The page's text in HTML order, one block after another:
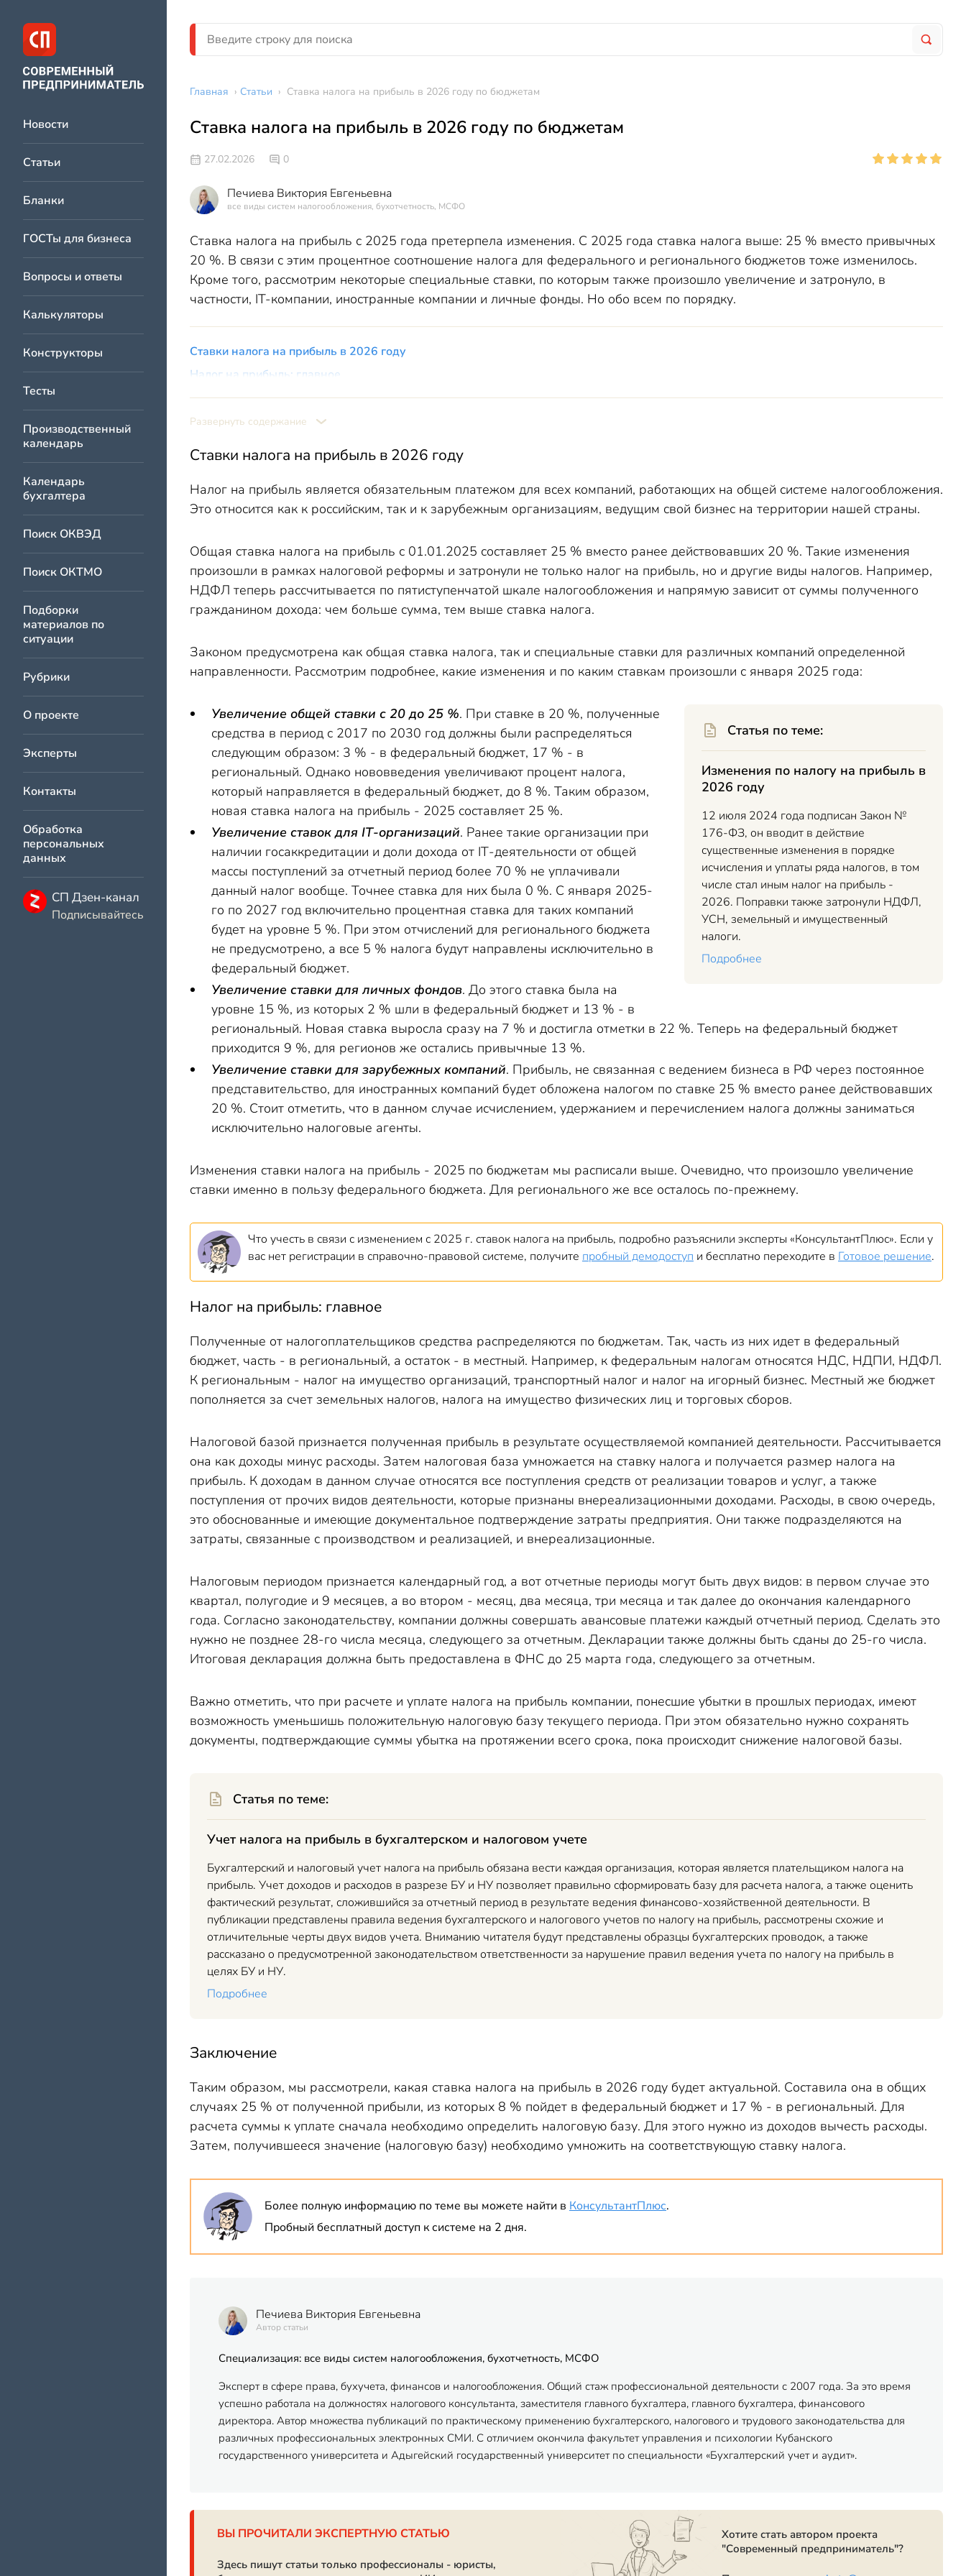
Новости
Статьи
Бланки
ГОСТы для бизнеса
Вопросы и ответы
Калькуляторы
Конструкторы
Тесты
Производственный
календарь
Календарь
бухгалтера
Поиск ОКВЭД
Поиск ОКТМО
Подборки
материалов по
ситуации
Рубрики
О проекте
Эксперты
Контакты
Обработка
персональных
данных
СП Дзен-канал
Подписывайтесь
Главная › Статьи › Ставка налога на прибыль в 2026 году по бюджетам
Ставка налога на прибыль в 2026 году по бюджетам
27.02.2026 0
Печиева Виктория Евгеньевна
все виды систем налогообложения, бухотчетность, МСФО
Ставка налога на прибыль с 2025 года претерпела изменения. С 2025 года ставка налога выше: 25 % вместо привычных
20 %. В связи с этим процентное соотношение налога для федерального и регионального бюджетов тоже изменилось.
Кроме того, рассмотрим некоторые специальные ставки, по которым также произошло увеличение и затронуло, в
частности, IT-компании, иностранные компании и личные фонды. Но обо всем по порядку.
Ставки налога на прибыль в 2026 году
Налог на прибыль: главное
Заключение
Развернуть содержание
Ставки налога на прибыль в 2026 году
Налог на прибыль является обязательным платежом для всех компаний, работающих на общей системе налогообложения.
Это относится как к российским, так и к зарубежным организациям, ведущим свой бизнес на территории нашей страны.
Общая ставка налога на прибыль с 01.01.2025 составляет 25 % вместо ранее действовавших 20 %. Такие изменения
произошли в рамках налоговой реформы и затронули не только налог на прибыль, но и другие виды налогов. Например,
НДФЛ теперь рассчитывается по пятиступенчатой шкале налогообложения и напрямую зависит от суммы полученного
гражданином дохода: чем больше сумма, тем выше ставка налога.
Законом предусмотрена как общая ставка налога, так и специальные ставки для различных компаний определенной
направленности. Рассмотрим подробнее, какие изменения и по каким ставкам произошли с января 2025 года:
Статья по теме:
Изменения по налогу на прибыль в
2026 году
12 июля 2024 года подписан Закон №
176-ФЗ, он вводит в действие
существенные изменения в порядке
исчисления и уплаты ряда налогов, в том
числе стал иным налог на прибыль -
2026. Поправки также затронули НДФЛ,
УСН, земельный и имущественный
налоги.
Подробнее
Увеличение общей ставки с 20 до 25 %. При ставке в 20 %, полученные
средства в период с 2017 по 2030 год должны были распределяться
следующим образом: 3 % - в федеральный бюджет, 17 % - в
региональный. Однако нововведения увеличивают процент налога,
который направляется в федеральный бюджет, до 8 %. Таким образом,
новая ставка налога на прибыль - 2025 составляет 25 %.
Увеличение ставок для IT-организаций. Ранее такие организации при
наличии госаккредитации и доли дохода от IT-деятельности от общей
массы поступлений за отчетный период более 70 % не уплачивали
данный налог вообще. Точнее ставка для них была 0 %. С января 2025-
го по 2027 год включительно процентная ставка для таких компаний
будет на уровне 5 %. При этом отчислений для регионального бюджета
не предусмотрено, а все 5 % налога будут направлены исключительно в
федеральный бюджет.
Увеличение ставки для личных фондов. До этого ставка была на
уровне 15 %, из которых 2 % шли в федеральный бюджет и 13 % - в
региональный. Новая ставка выросла сразу на 7 % и достигла отметки в 22 %. Теперь на федеральный бюджет
приходится 9 %, для регионов же остались привычные 13 %.
Увеличение ставки для зарубежных компаний. Прибыль, не связанная с ведением бизнеса в РФ через постоянное
представительство, для иностранных компаний будет обложена налогом по ставке 25 % вместо ранее действовавших
20 %. Стоит отметить, что в данном случае исчислением, удержанием и перечислением налога должны заниматься
исключительно налоговые агенты.
Изменения ставки налога на прибыль - 2025 по бюджетам мы расписали выше. Очевидно, что произошло увеличение
ставки именно в пользу федерального бюджета. Для регионального же все осталось по-прежнему.
Что учесть в связи с изменением с 2025 г. ставок налога на прибыль, подробно разъяснили эксперты «КонсультантПлюс». Если у
вас нет регистрации в справочно-правовой системе, получите пробный демодоступ и бесплатно переходите в Готовое решение.
Налог на прибыль: главное
Полученные от налогоплательщиков средства распределяются по бюджетам. Так, часть из них идет в федеральный
бюджет, часть - в региональный, а остаток - в местный. Например, к федеральным налогам относятся НДС, НДПИ, НДФЛ.
К региональным - налог на имущество организаций, транспортный налог и налог на игорный бизнес. Местный же бюджет
пополняется за счет земельных налогов, налога на имущество физических лиц и торговых сборов.
Налоговой базой признается полученная прибыль в результате осуществляемой компанией деятельности. Рассчитывается
она как доходы минус расходы. Затем налоговая база умножается на ставку налога и получается размер налога на
прибыль. К доходам в данном случае относятся все поступления средств от реализации товаров и услуг, а также
поступления от прочих видов деятельности, которые признаны внереализационными доходами. Расходы, в свою очередь,
это обоснованные и имеющие документальное подтверждение затраты предприятия. Они также подразделяются на
затраты, связанные с производством и реализацией, и внереализационные.
Налоговым периодом признается календарный год, а вот отчетные периоды могут быть двух видов: в первом случае это
квартал, полугодие и 9 месяцев, а во втором - месяц, два месяца, три месяца и так далее до окончания календарного
года. Согласно законодательству, компании должны совершать авансовые платежи каждый отчетный период. Сделать это
нужно не позднее 28-го числа месяца, следующего за отчетным. Декларации также должны быть сданы до 25-го числа.
Итоговая декларация должна быть предоставлена в ФНС до 25 марта года, следующего за отчетным.
Важно отметить, что при расчете и уплате налога на прибыль компании, понесшие убытки в прошлых периодах, имеют
возможность уменьшишь положительную налоговую базу текущего периода. При этом обязательно нужно сохранять
документы, подтверждающие суммы убытка на протяжении всего срока, пока происходит снижение налоговой базы.
Статья по теме:
Учет налога на прибыль в бухгалтерском и налоговом учете
Бухгалтерский и налоговый учет налога на прибыль обязана вести каждая организация, которая является плательщиком налога на
прибыль. Учет доходов и расходов в разрезе БУ и НУ позволяет правильно сформировать базу для расчета налога, а также оценить
фактический результат, сложившийся за отчетный период в результате ведения финансово-хозяйственной деятельности. В
публикации представлены правила ведения бухгалтерского и налогового учетов по налогу на прибыль, рассмотрены схожие и
отличительные черты двух видов учета. Вниманию читателя будут представлены образцы бухгалтерских проводок, а также
рассказано о предусмотренной законодательством ответственности за нарушение правил ведения учета по налогу на прибыль в
целях БУ и НУ.
Подробнее
Заключение
Таким образом, мы рассмотрели, какая ставка налога на прибыль в 2026 году будет актуальной. Составила она в общих
случаях 25 % от полученной прибыли, из которых 8 % пойдет в федеральный бюджет и 17 % - в региональный. Для
расчета суммы к уплате сначала необходимо определить налоговую базу. Для этого нужно из доходов вычесть расходы.
Затем, получившееся значение (налоговую базу) необходимо умножить на соответствующую ставку налога.
Более полную информацию по теме вы можете найти в КонсультантПлюс.
Пробный бесплатный доступ к системе на 2 дня.
Печиева Виктория Евгеньевна
Автор статьи
Специализация: все виды систем налогообложения, бухотчетность, МСФО
Эксперт в сфере права, бухучета, финансов и налогообложения. Общий стаж профессиональной деятельности с 2007 года. За это время
успешно работала на должностях налогового консультанта, заместителя главного бухгалтера, главного бухгалтера, финансового
директора. Автор множества публикаций по практическому применению бухгалтерского, налогового и трудового законодательства для
различных профессиональных электронных СМИ. С отличием окончила факультет управления и психологии Кубанского
государственного университета и Адыгейский государственный университет по специальности «Бухгалтерский учет и аудит».
ВЫ ПРОЧИТАЛИ ЭКСПЕРТНУЮ СТАТЬЮ
Здесь пишут статьи только профессионалы - юристы,
Хотите стать автором проекта
"Современный предприниматель"?